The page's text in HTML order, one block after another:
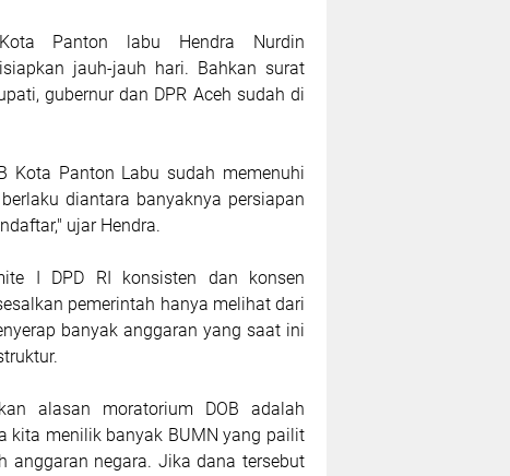
Panton labu Hendra Nurdin
jauh-jauh hari. Bahkan surat
gubernur dan DPR Aceh sudah di
Kota Panton Labu sudah memenuhi
diantara banyaknya persiapan
ujar Hendra.
I DPD RI konsisten dan konsen
pemerintah hanya melihat dari
banyak anggaran yang saat ini
alasan moratorium DOB adalah
kita menilik banyak BUMN yang pailit
anggaran negara. Jika dana tersebut